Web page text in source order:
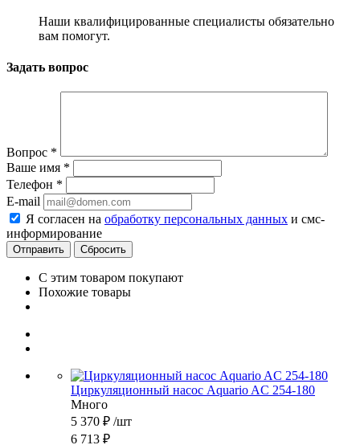
Наши квалифицированные специалисты обязательно
вам помогут.
Задать вопрос
Вопрос *
Ваше имя *
Телефон *
E-mail
Я согласен на обработку персональных данных и смс-
информирование
Сбросить
С этим товаром покупают
Похожие товары
Циркуляционный насос Aquario AC 254-180
Много
5 370 ₽ /шт
6 713 ₽